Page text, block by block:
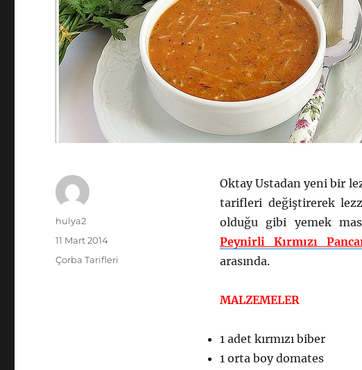
Oktay Ustadan yeni bir
tarifleri değiştirerek
olduğu gibi yemek
Peynirli Kırmızı
arasında.
MALZEMELER
1 adet kırmızı biber
1 orta boy domates
Yazar
hulya2
Yayın
tarihi
11 Mart 2014
Kategoriler
Çorba Tarifleri